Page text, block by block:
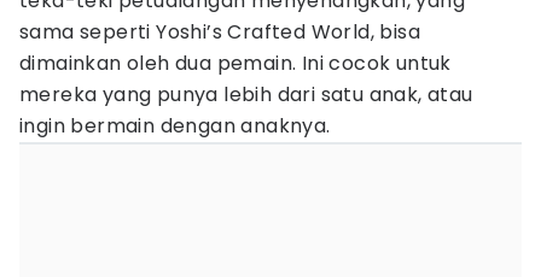
sama seperti Yoshi’s Crafted World, bisa
dimainkan oleh dua pemain. Ini cocok untuk
mereka yang punya lebih dari satu anak, atau
ingin bermain dengan anaknya.